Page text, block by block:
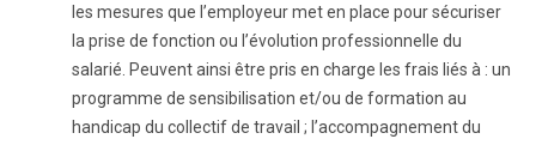
les mesures que l’employeur met en place pour sécuriser
la prise de fonction ou l’évolution professionnelle du
salarié. Peuvent ainsi être pris en charge les frais liés à : un
programme de sensibilisation et/ou de formation au
handicap du collectif de travail ; l’accompagnement du